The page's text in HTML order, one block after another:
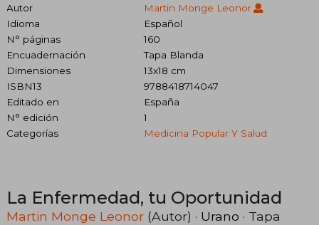
Autor
Martin Monge Leonor
Idioma
Español
N° páginas
160
Encuadernación
Tapa Blanda
Dimensiones
13x18 cm
ISBN13
9788418714047
Editado en
España
N° edición
1
Categorías
Medicina Popular Y Salud
La Enfermedad, tu Oportunidad
Martin Monge Leonor (Autor) · Urano · Tapa